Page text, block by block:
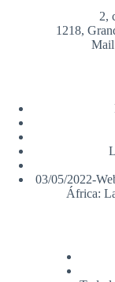
2,
1218,
03/05/2022-
África: